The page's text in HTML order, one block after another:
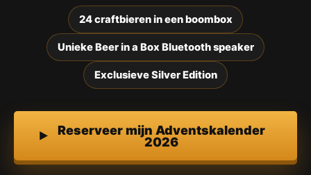
24 craftbieren in een boombox
Unieke Beer in a Box Bluetooth speaker
Exclusieve Silver Edition
Reserveer mijn Adventskalender
2026